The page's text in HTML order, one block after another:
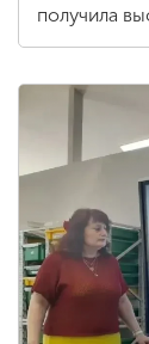
получила